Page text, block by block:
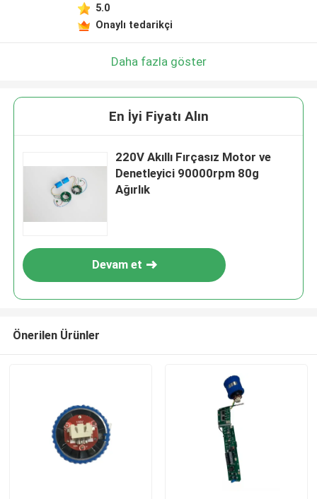
5.0
Onaylı tedarikçi
Daha fazla göster
En İyi Fiyatı Alın
220V Akıllı Fırçasız Motor ve
Denetleyici 90000rpm 80g
Ağırlık
Devam et
Önerilen Ürünler